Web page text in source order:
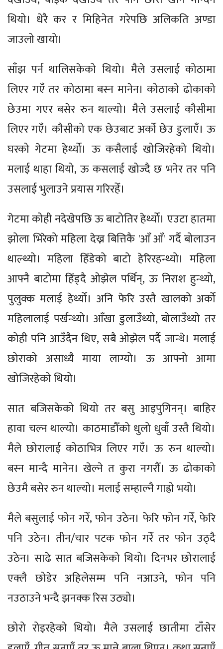
थियो। धेरै कर र मिहिनेत गरेपछि अलिकति अण्डा
जाउलो खायो।
साँझ पर्न थालिसकेको थियो। मैले उसलाई कोठामा
लिएर गएँ तर कोठामा बस्न मानेन। कोठाको ढोकाको
छेउमा गएर बसेर रुन थाल्यो। मैले उसलाई कौसीमा
लिएर गएँ। कौसीको एक छेउबाट अर्को छेउ डुलाएँ। ऊ
घरको गेटमा हेर्थ्यो। ऊ कसैलाई खोजिरहेको थियो।
मलाई थाहा थियो, ऊ कसलाई खोज्दै छ भनेर तर पनि
उसलाई भुलाउने प्रयास गरिरहेँ।
गेटमा कोही नदेखेपछि ऊ बाटोतिर हेर्थ्यो। एउटा हातमा
झोला भिरेको महिला देख्न बित्तिकै 'आँ आँ' गर्दै बोलाउन
थाल्थ्यो। महिला हिँडेको बाटो हेरिरहन्थ्यो। महिला
आफ्नै बाटोमा हिँड्दै ओझेल पर्थिन्, ऊ निराश हुन्थ्यो,
पुलुक्क मलाई हेर्थ्यो। अनि फेरि उस्तै खालको अर्को
महिलालाई पर्खन्थ्यो। आँखा डुलाउँथ्यो, बोलाउँथ्यो तर
कोही पनि आउँदैन थिए, सबै ओझेल पर्दै जान्थे। मलाई
छोराको असाध्यै माया लाग्यो। ऊ आफ्नो आमा
खोजिरहेको थियो।
सात बजिसकेको थियो तर बसु आइपुगिनन्। बाहिर
हावा चल्न थाल्यो। काठमाडौँको धुलो धुवाँ उस्तै थियो।
मैले छोरालाई कोठाभित्र लिएर गएँ। ऊ रुन थाल्यो।
बस्न मान्दै मानेन। खेल्ने त कुरा नगरौँ। ऊ ढोकाको
छेउमै बसेर रुन थाल्यो। मलाई सम्हाल्नै गाह्रो भयो।
मैले बसुलाई फोन गरेँ, फोन उठेन। फेरि फोन गरेँ, फेरि
पनि उठेन। तीन/चार पटक फोन गरेँ तर फोन उठ्दै
उठेन। साढे सात बजिसकेको थियो। दिनभर छोरालाई
एक्लै छोडेर अहिलेसम्म पनि नआउने, फोन पनि
नउठाउने भन्दै झनक्क रिस उठ्यो।
छोरो रोइरहेको थियो। मैले उसलाई छातीमा टाँसेर